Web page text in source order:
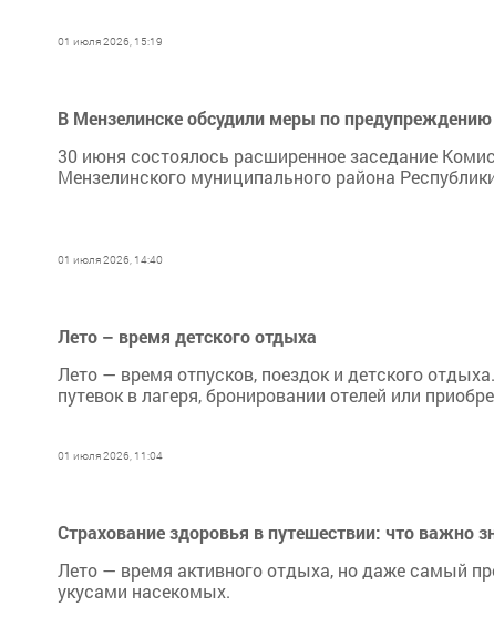
01 июля 2026, 15:19
В Мензелинске обсудили меры по
30 июня состоялось расширенное заседание
Мензелинского муниципального района
01 июля 2026, 14:40
Лето – время детского отдыха
Лето — время отпусков, поездок и детского
путевок в лагеря, бронировании отелей или
01 июля 2026, 11:04
Страхование здоровья в путешествии: что важно
Лето — время активного отдыха, но даже самый
укусами насекомых.